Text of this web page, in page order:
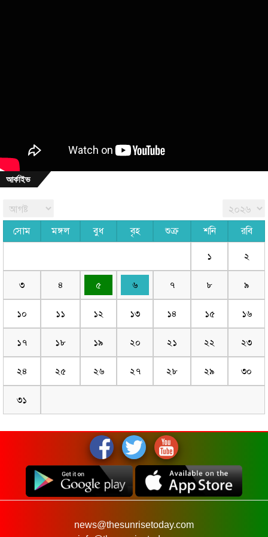
আর্কাইভ
সোম মঙ্গল বুধ বৃহ শুক্র শনি রবি
১ ২
৩ ৪ ৫ ৬ ৭ ৮ ৯
১০ ১১ ১২ ১৩ ১৪ ১৫ ১৬
১৭ ১৮ ১৯ ২০ ২১ ২২ ২৩
২৪ ২৫ ২৬ ২৭ ২৮ ২৯ ৩০
৩১
news@thesunrisetoday.com